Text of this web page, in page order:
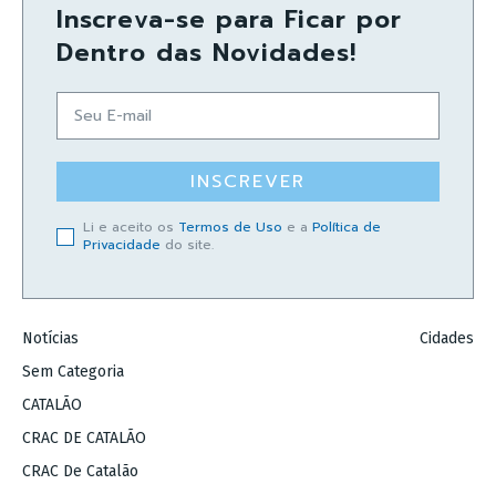
Inscreva-se para Ficar por
Dentro das Novidades!
INSCREVER
Li e aceito os Termos de Uso e a Política de
Privacidade do site.
Notícias
Sem Categoria
CATALÃO
CRAC DE CATALÃO
CRAC De Catalão
Cidades